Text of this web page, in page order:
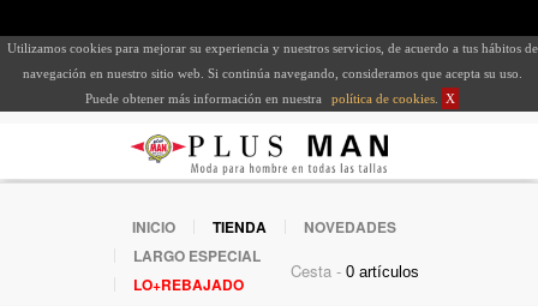
Utilizamos cookies para mejorar su experiencia y nuestros servicios, de acuerdo a tus hábitos de
navegación en nuestro sitio web. Si continúa navegando, consideramos que acepta su uso.
Puede obtener más información en nuestra
política de cookies X
INICIO TIENDA
NOVEDADES
LARGO ESPECIAL
LO+REBAJADO
Cesta -